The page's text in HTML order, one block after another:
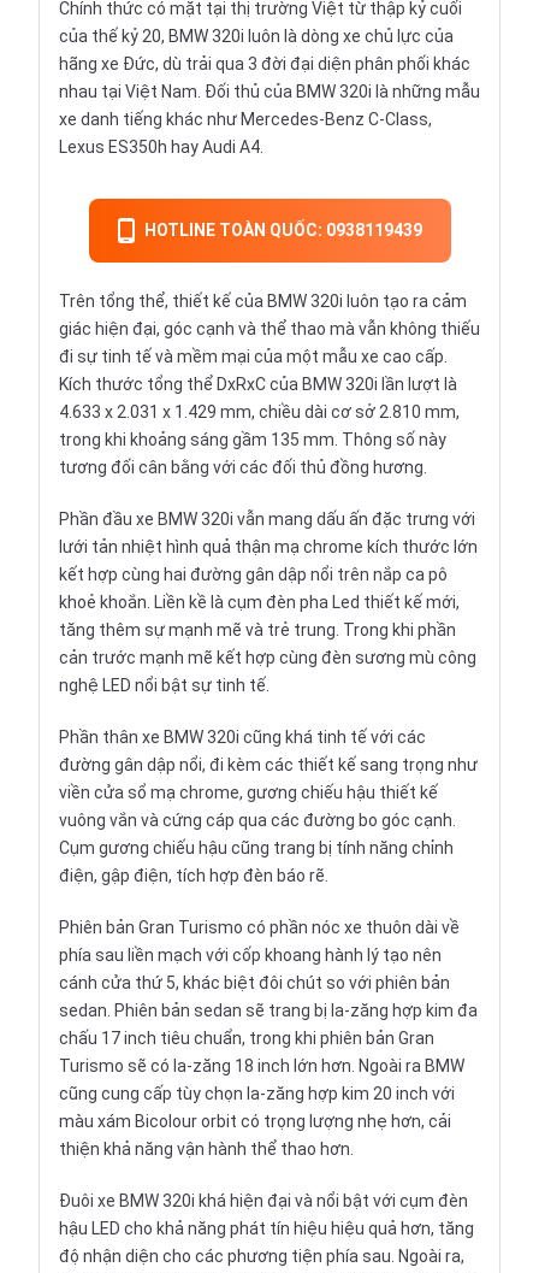
Chính thức có mặt tại thị trường Việt từ thập kỷ cuối
của thế kỷ 20, BMW 320i luôn là dòng xe chủ lực của
hãng xe Đức, dù trải qua 3 đời đại diện phân phối khác
nhau tại Việt Nam. Đối thủ của BMW 320i là những mẫu
xe danh tiếng khác như Mercedes-Benz C-Class,
Lexus ES350h hay Audi A4.
HOTLINE TOÀN QUỐC: 0938119439
Trên tổng thể, thiết kế của BMW 320i luôn tạo ra cảm
giác hiện đại, góc cạnh và thể thao mà vẫn không thiếu
đi sự tinh tế và mềm mại của một mẫu xe cao cấp.
Kích thước tổng thể DxRxC của BMW 320i lần lượt là
4.633 x 2.031 x 1.429 mm, chiều dài cơ sở 2.810 mm,
trong khi khoảng sáng gầm 135 mm. Thông số này
tương đối cân bằng với các đối thủ đồng hương.
Phần đầu xe BMW 320i vẫn mang dấu ấn đặc trưng với
lưới tản nhiệt hình quả thận mạ chrome kích thước lớn
kết hợp cùng hai đường gân dập nổi trên nắp ca pô
khoẻ khoắn. Liền kề là cụm đèn pha Led thiết kế mới,
tăng thêm sự mạnh mẽ và trẻ trung. Trong khi phần
cản trước mạnh mẽ kết hợp cùng đèn sương mù công
nghệ LED nổi bật sự tinh tế.
Phần thân xe BMW 320i cũng khá tinh tế với các
đường gân dập nổi, đi kèm các thiết kế sang trọng như
viền cửa sổ mạ chrome, gương chiếu hậu thiết kế
vuông vắn và cứng cáp qua các đường bo góc cạnh.
Cụm gương chiếu hậu cũng trang bị tính năng chỉnh
điện, gập điện, tích hợp đèn báo rẽ.
Phiên bản Gran Turismo có phần nóc xe thuôn dài về
phía sau liền mạch với cốp khoang hành lý tạo nên
cánh cửa thứ 5, khác biệt đôi chút so với phiên bản
sedan. Phiên bản sedan sẽ trang bị la-zăng hợp kim đa
chấu 17 inch tiêu chuẩn, trong khi phiên bản Gran
Turismo sẽ có la-zăng 18 inch lớn hơn. Ngoài ra BMW
cũng cung cấp tùy chọn la-zăng hợp kim 20 inch với
màu xám Bicolour orbit có trọng lượng nhẹ hơn, cải
thiện khả năng vận hành thể thao hơn.
Đuôi xe BMW 320i khá hiện đại và nổi bật với cụm đèn
hậu LED cho khả năng phát tín hiệu hiệu quả hơn, tăng
độ nhận diện cho các phương tiện phía sau. Ngoài ra,